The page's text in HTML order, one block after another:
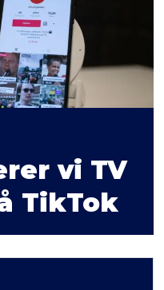
vi TV
TikTok